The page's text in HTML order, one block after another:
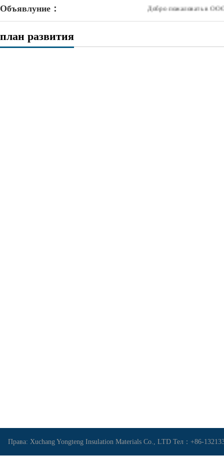
Объявлуние： Добро пожаловать в ООО
план развития
Права: Xuchang Yongteng Insulation Materials Co., LTD Тел：+86-